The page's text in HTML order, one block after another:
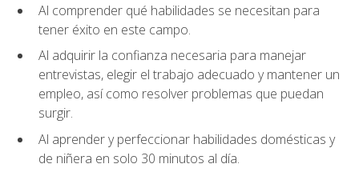
Al comprender qué habilidades se necesitan para
tener éxito en este campo.
Al adquirir la confianza necesaria para manejar
entrevistas, elegir el trabajo adecuado y mantener un
empleo, así como resolver problemas que puedan
surgir.
Al aprender y perfeccionar habilidades domésticas y
de niñera en solo 30 minutos al día.